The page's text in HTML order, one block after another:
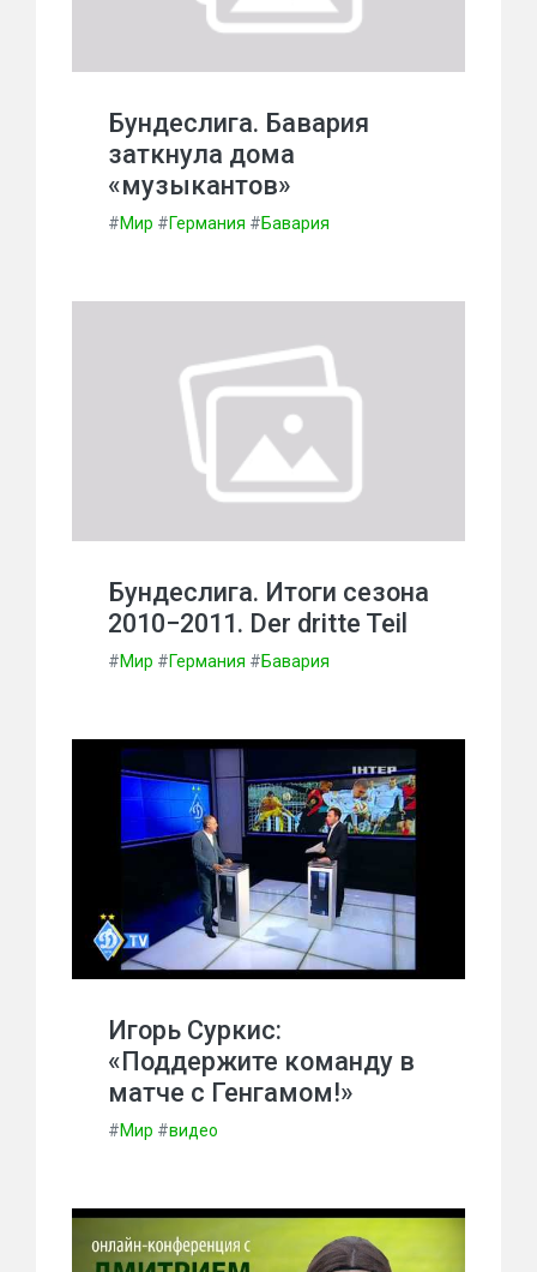
Бундеслига. Бавария
заткнула дома
«музыкантов»
#Мир #Германия #Бавария
Бундеслига. Итоги сезона
2010−2011. Der dritte Teil
#Мир #Германия #Бавария
Игорь Суркис:
«Поддержите команду в
матче с Генгамом!»
#Мир #видео